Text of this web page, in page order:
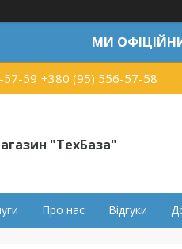
МИ
57-59 +380 (95) 556-57-58
"ТехБаза"
Про нас Відгуки